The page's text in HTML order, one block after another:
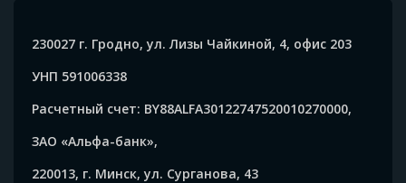
230027 г. Гродно, ул. Лизы Чайкиной, 4, офис 203
УНП 591006338
Расчетный счет: BY88ALFA30122747520010270000,
ЗАО «Альфа-банк»,
220013, г. Минск, ул. Сурганова, 43